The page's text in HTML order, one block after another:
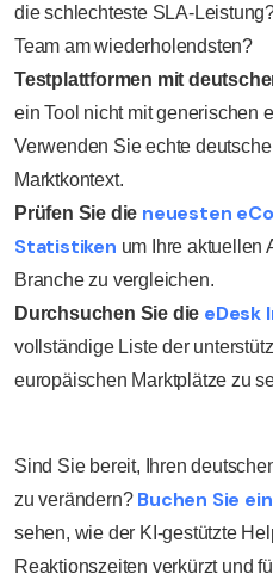
die schlechteste SLA-
Team am wiederholendsten?
Testplattformen mit
ein Tool nicht mit generischen
Verwenden Sie echte
Marktkontext.
Prüfen Sie die neuesten
Statistiken um Ihre aktuellen
Branche zu vergleichen.
Durchsuchen Sie die eDesk
vollständige Liste der
europäischen Marktplätze zu
Sind Sie bereit, Ihren
zu verändern? Buchen Sie
sehen, wie der KI-gestützte
Reaktionszeiten verkürzt und